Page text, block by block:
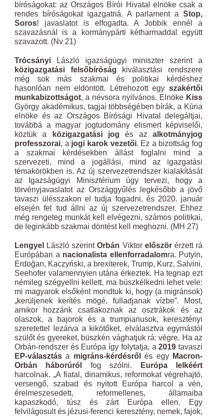
bíróságokat: az Országos Bírói Hivatal elnöke csak a
rendes bíróságokat igazgatná. A parlament a Stop,
Soros! javaslatot is elfogadta. A Jobbik ennél a
szavazásnál is a kormánypárti kétharmaddal együtt
szavazott. (Nv 21)
Trócsányi László igazságügyi miniszter szerint a
közigazgatási felsőbíróság kiválasztási rendszere
még sok más szakmai és politikai kérdéshez
hasonlóan nem eldöntött. Létrehozott egy szakértői
munkabizottságot, a névsora nyilvános. Elnöke Kiss
György akadémikus, tagjai többségében bírák, a Kúria
elnöke és az Országos Bírósági Hivatal delegáltjai,
továbbá a magyar jogtudomány elismert képviselői,
köztük a
közigazgatási jog és azalkotmányjog
professzorai, a jogi karok vezetői. Ez a bizottság fog
a szakmai kérdésekben állást foglalni mind a
szervezeti, mind a jogállási, mind az igazgatási
témakörökben is. Az új szervezetrendszer kialakítását
az Igazságügyi Minisztérium úgy tervezi, hogy a
törvényjavaslatot az Országgyűlés legkésőbb a jövő
tavaszi ülésszakon el tudja fogadni, és 2020. január
elsején fel tud állni az új szervezetrendszer. Ehhez
még rengeteg munkát kell elvégezni, számos politikai,
de leginkább szakmai döntést kell meghozni. (MH 27)
Lengyel László szerintOrbán Viktor előszörérzett rá
Európában a nacionalista ellenforradalomra. Putyin,
Erdoğan, Kaczyński, a brexiterek, Trump, Kurz, Salvini,
Seehofer valamennyien utána érkeztek. Ha tegnap ezt
némileg szégyellni kellett, ma büszkélkedni lehet vele:
mi magyarok elsőként mondtuk ki, hogy (a migránsok)
„kerüljenek kerítés mögé, fulladjanak vízbe”. Most,
amikor hozzánk csatlakoznak az osztrákok és az
olaszok, a bajorok és a trumpianusok, keresztényi
szeretettel lezárva a kikötőket, elválasztva egymástól
szülőt és gyereket, büszkén vághatjuk rá: végre. Ha az
Orbán-rendszer és Európa így folytatja, a2019 tavaszi
EP-választás a migráns-kérdésről és egy Macron-
Orbán háborúról
fog szólni.
Európa lelkéért
harcolnak. „A fiatal, dinamikus, reformokat végrehajtó,
versengő, szabad és nyitott Európa harcol a vén,
érelmeszesedett, reformellenes, államaiba
kapaszkodó, túsz és zárt Európa ellen. Egy
felvilágosult és jézusi-ferenci keresztény, nemek, fajok,